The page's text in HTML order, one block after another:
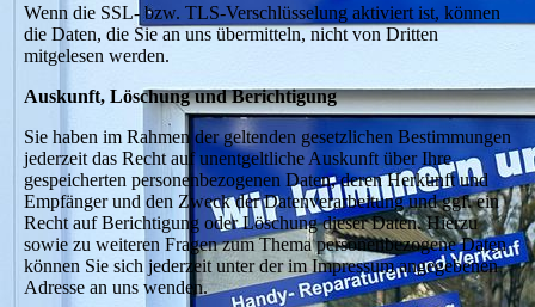
Wenn die SSL- bzw. TLS-Verschlüsselung aktiviert ist, können
die Daten, die Sie an uns übermitteln, nicht von Dritten
mitgelesen werden.
Auskunft, Löschung und Berichtigung
Sie haben im Rahmen der geltenden gesetzlichen Bestimmungen
jederzeit das Recht auf unentgeltliche Auskunft über Ihre
gespeicherten personenbezogenen Daten, deren Herkunft und
Empfänger und den Zweck der Datenverarbeitung und ggf. ein
Recht auf Berichtigung oder Löschung dieser Daten. Hierzu
sowie zu weiteren Fragen zum Thema personenbezogene Daten
können Sie sich jederzeit unter der im Impressum angegebenen
Adresse an uns wenden.